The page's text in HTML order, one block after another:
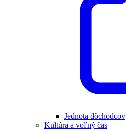
Jednota dôchodcov
Kultúra a voľný čas